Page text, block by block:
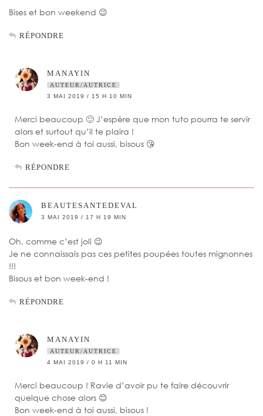
Bises et bon weekend 😉
RÉPONDRE
MANAYIN
AUTEUR/AUTRICE
3 MAI 2019 / 15 H 10 MIN
Merci beaucoup 🙂 J’espère que mon tuto pourra te servir
alors et surtout qu’il te plaira !
Bon week-end à toi aussi, bisous 😘
RÉPONDRE
BEAUTESANTEDEVAL
3 MAI 2019 / 17 H 19 MIN
Oh, comme c’est joli 😉
Je ne connaissais pas ces petites poupées toutes mignonnes
!!!
Bisous et bon week-end !
RÉPONDRE
MANAYIN
AUTEUR/AUTRICE
4 MAI 2019 / 0 H 11 MIN
Merci beaucoup ! Ravie d’avoir pu te faire découvrir
quelque chose alors 😊
Bon week-end à toi aussi, bisous !